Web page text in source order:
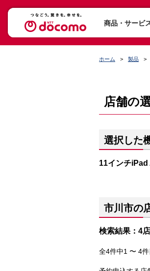
商品・サービ
ホーム 製品
店舗の
選択した
11インチ
市川市の
検索結果：4
全4件中1 〜 4